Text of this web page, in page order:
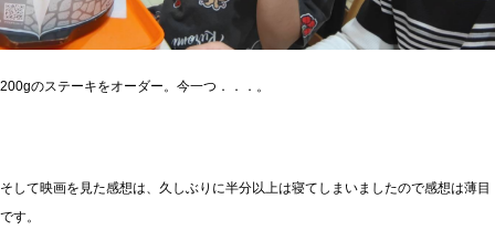
200gのステーキをオーダー。今一つ．．．。
そして映画を見た感想は、久しぶりに半分以上は寝てしまいましたので感想は薄目
です。